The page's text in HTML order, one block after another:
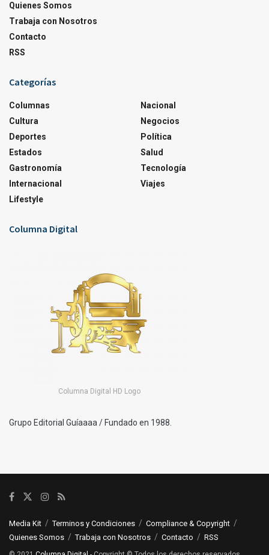
Quienes Somos
Trabaja con Nosotros
Contacto
RSS
Categorías
Columnas
Cultura
Deportes
Estados
Gastronomía
Internacional
Lifestyle
Nacional
Negocios
Política
Salud
Tecnología
Viajes
Columna Digital
Columna Digital HD Logo
Grupo Editorial Guíaaaa / Fundado en 1988.
Media Kit Terminos y Condiciones
Compliance & Copyright
Quienes Somos
Trabaja con Nosotros Contacto RSS